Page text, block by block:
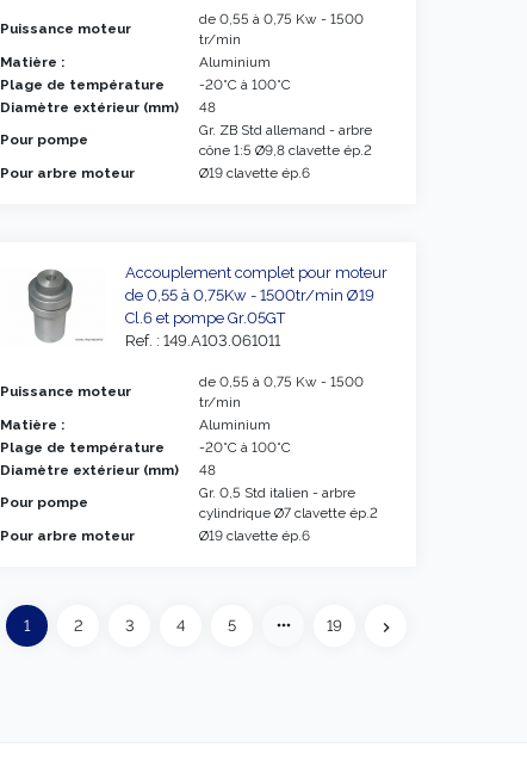
Puissance moteur
de 0,55 à 0,75 Kw - 1500
tr/min
Matière :
Aluminium
Plage de température
-20°C à 100°C
Diamètre extérieur (mm)
48
Pour pompe
Gr. ZB Std allemand - arbre
cône 1:5 Ø9,8 clavette ép.2
Pour arbre moteur
Ø19 clavette ép.6
Accouplement complet pour moteur
de 0,55 à 0,75Kw - 1500tr/min Ø19
Cl.6 et pompe Gr.05GT
Ref. : 149.A103.061011
Puissance moteur
de 0,55 à 0,75 Kw - 1500
tr/min
Matière :
Aluminium
Plage de température
-20°C à 100°C
Diamètre extérieur (mm)
48
Pour pompe
Gr. 0,5 Std italien - arbre
cylindrique Ø7 clavette ép.2
Pour arbre moteur
Ø19 clavette ép.6
Précédent
1 2 3 4 5 more_horiz 19 chevron_right
Suivant